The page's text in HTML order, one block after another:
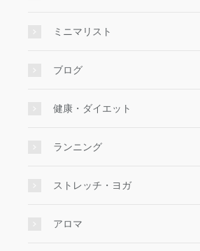
ミニマリスト
ブログ
健康・ダイエット
ランニング
ストレッチ・ヨガ
アロマ